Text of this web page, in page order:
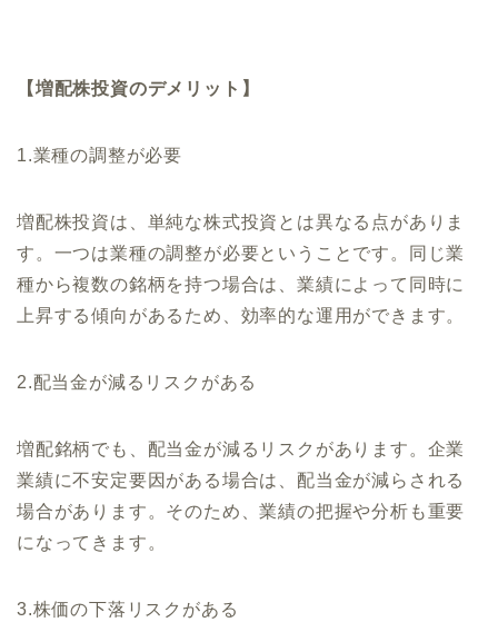
【増配株投資のデメリット】
1.業種の調整が必要
増配株投資は、単純な株式投資とは異なる点がありま
す。一つは業種の調整が必要ということです。同じ業
種から複数の銘柄を持つ場合は、業績によって同時に
上昇する傾向があるため、効率的な運用ができます。
2.配当金が減るリスクがある
増配銘柄でも、配当金が減るリスクがあります。企業
業績に不安定要因がある場合は、配当金が減らされる
場合があります。そのため、業績の把握や分析も重要
になってきます。
3.株価の下落リスクがある